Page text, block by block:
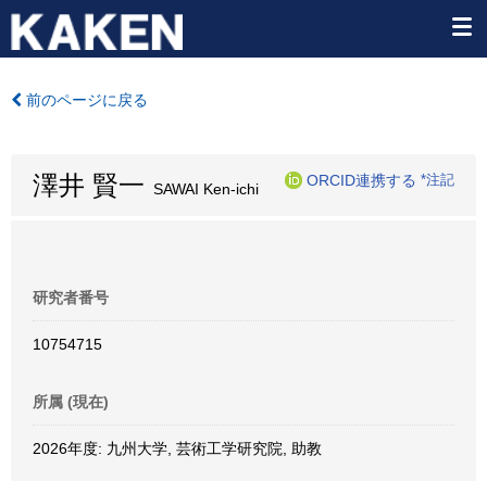
前のページに戻る
澤井 賢一 SAWAI Ken-ichi
ORCID連携する *注記
研究者番号
10754715
所属 (現在)
2026年度: 九州大学, 芸術工学研究院, 助教